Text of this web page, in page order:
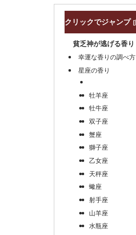
クリックでジャンプ
貧乏神が逃げる香り
幸運な香りの調べ方
星座の香り
牡羊座
牡牛座
双子座
蟹座
獅子座
乙女座
天秤座
蠍座
射手座
山羊座
水瓶座